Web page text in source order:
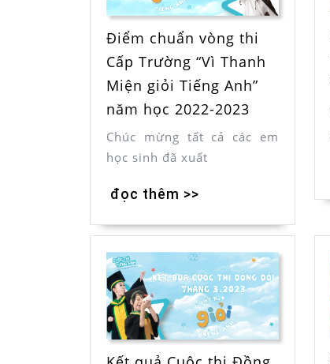
Điểm chuẩn vòng thi
Cấp Trường “Vì Thanh
Miện giỏi Tiếng Anh”
năm học 2022-2023
Chúc mừng tất cả các em
học sinh đã xuất
đọc thêm >>